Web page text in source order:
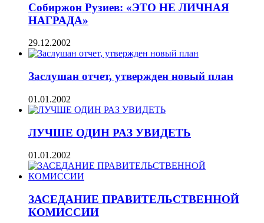
Собиржон Рузиев: «ЭТО НЕ ЛИЧНАЯ
НАГРАДА»
29.12.2002
Заслушан отчет, утвержден новый план
01.01.2002
ЛУЧШЕ ОДИН РАЗ УВИДЕТЬ
01.01.2002
ЗАСЕДАНИЕ ПРАВИТЕЛЬСТВЕННОЙ
КОМИССИИ